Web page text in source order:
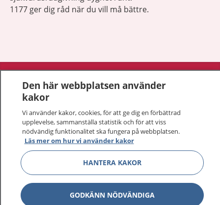
1177 ger dig råd när du vill må bättre.
Visa
Om 1177
Kontakt
Behandling av personuppgifter
Hantering av kakor
Den här webbplatsen använder
kakor
Vi använder kakor, cookies, för att ge dig en förbättrad
upplevelse, sammanställa statistik och för att viss
nödvändig funktionalitet ska fungera på webbplatsen.
Läs mer om hur vi använder kakor
HANTERA KAKOR
GODKÄNN NÖDVÄNDIGA